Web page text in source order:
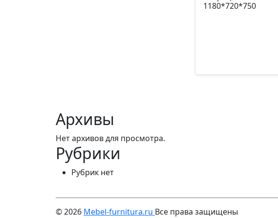
1180*720*750
Артикул: УЧ-00000459
Архивы
Нет архивов для просмотра.
Рубрики
Рубрик нет
© 2026 Mebel-furnitura.ru Все права защищены